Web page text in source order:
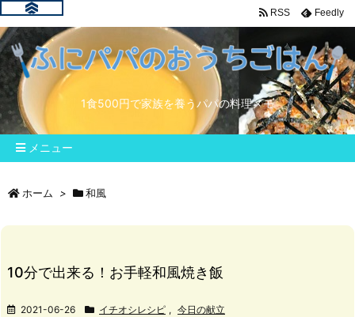
1食500円で家族を養うパパの料理メモ
メニュー
RSS Feedly
ホーム > 和風
10分で出来る！お手軽和風焼き飯
2021-06-26 イチオシレシピ , 今日の献立